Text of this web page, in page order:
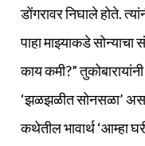
डोंगरावर निघाले होते.
पाहा माझ्याकडे
काय कमी?”
‘झळझळीत सोनसळा’
कथेतील भावार्थ ‘आम्हा